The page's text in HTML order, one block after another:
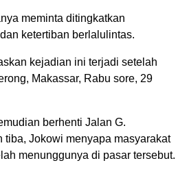
meminta ditingkatkan
ketertiban berlalulintas.
kejadian ini terjadi setelah
Makassar, Rabu sore, 29
berhenti Jalan G.
tiba, Jokowi menyapa masyarakat
menunggunya di pasar tersebut.